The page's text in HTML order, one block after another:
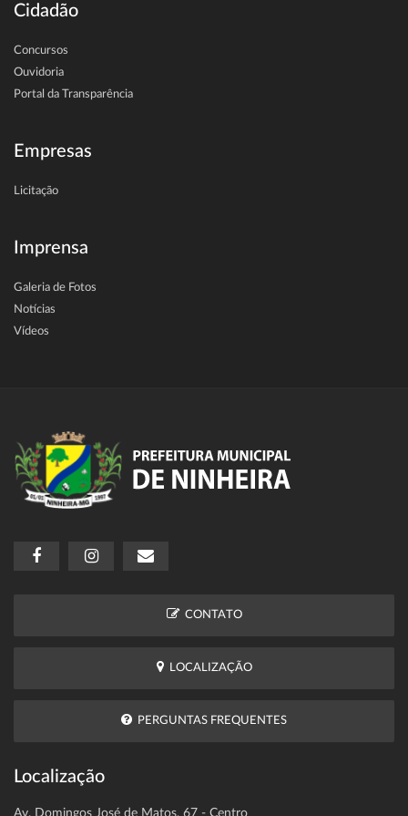
Cidadão
Concursos
Ouvidoria
Portal da Transparência
Empresas
Licitação
Imprensa
Galeria de Fotos
Notícias
Vídeos
CONTATO
LOCALIZAÇÃO
PERGUNTAS FREQUENTES
Localização
Av. Domingos José de Matos, 67 - Centro